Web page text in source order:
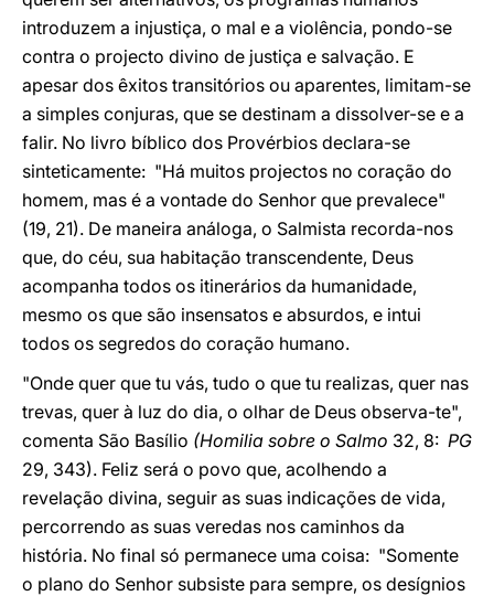
introduzem a injustiça, o mal e a violência, pondo-se
contra o projecto divino de justiça e salvação. E
apesar dos êxitos transitórios ou aparentes, limitam-se
a simples conjuras, que se destinam a dissolver-se e a
falir. No livro bíblico dos Provérbios declara-se
sinteticamente: "Há muitos projectos no coração do
homem, mas é a vontade do Senhor que prevalece"
(19, 21). De maneira análoga, o Salmista recorda-nos
que, do céu, sua habitação transcendente, Deus
acompanha todos os itinerários da humanidade,
mesmo os que são insensatos e absurdos, e intui
todos os segredos do coração humano.
"Onde quer que tu vás, tudo o que tu realizas, quer nas
trevas, quer à luz do dia, o olhar de Deus observa-te",
comenta São Basílio (Homilia sobre o Salmo 32, 8: PG
29, 343). Feliz será o povo que, acolhendo a
revelação divina, seguir as suas indicações de vida,
percorrendo as suas veredas nos caminhos da
história. No final só permanece uma coisa: "Somente
o plano do Senhor subsiste para sempre, os desígnios